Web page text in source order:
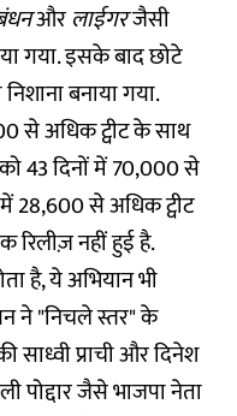
बंधनऔरलाईगरजैसी
गया. इसके बाद छोटे
बनाया गया.
से अधिक ट्वीट के साथ
को 43 दिनों में 70,000 से
28,600 से अधिक ट्वीट
रिलीज़ नहीं हुई है.
है, ये अभियान भी
ने "निचले स्तर" के
प्राची और दिनेश
पोद्दार जैसे भाजपा नेता